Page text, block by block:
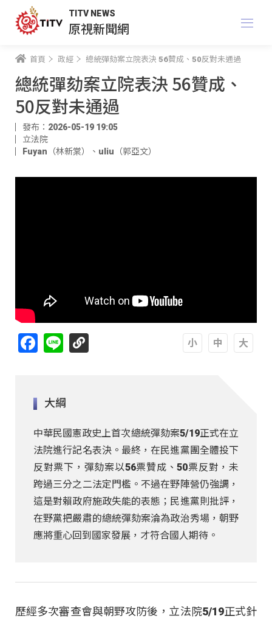
TITV NEWS
原視新聞網
首頁 政經 總統彈劾案立院表決 56贊成、50反對未通過
總統彈劾案立院表決 56贊成、
50反對未通過
發布：2026-05-19 19:05
立法院
Fuyan（林新棠）
、 uliu（郭亞文）
Facebook
Line
大綱
中華民國憲政史上首次總統彈劾案5/19正式在立
法院進行記名表決。最終，在民進黨團全體投下
反對票下，彈劾案以56票贊成、50票反對，未
跨過三分之二法定門檻。不過在野陣營仍強調，
這是對賴政府施政失能的表態；民進黨則批評，
在野黨把嚴肅的總統彈劾案淪為政治秀場，朝野
應將重心回到國家發展，才符合國人期待。
歷經多次審查會與朝野攻防後，立法院5/19正式針